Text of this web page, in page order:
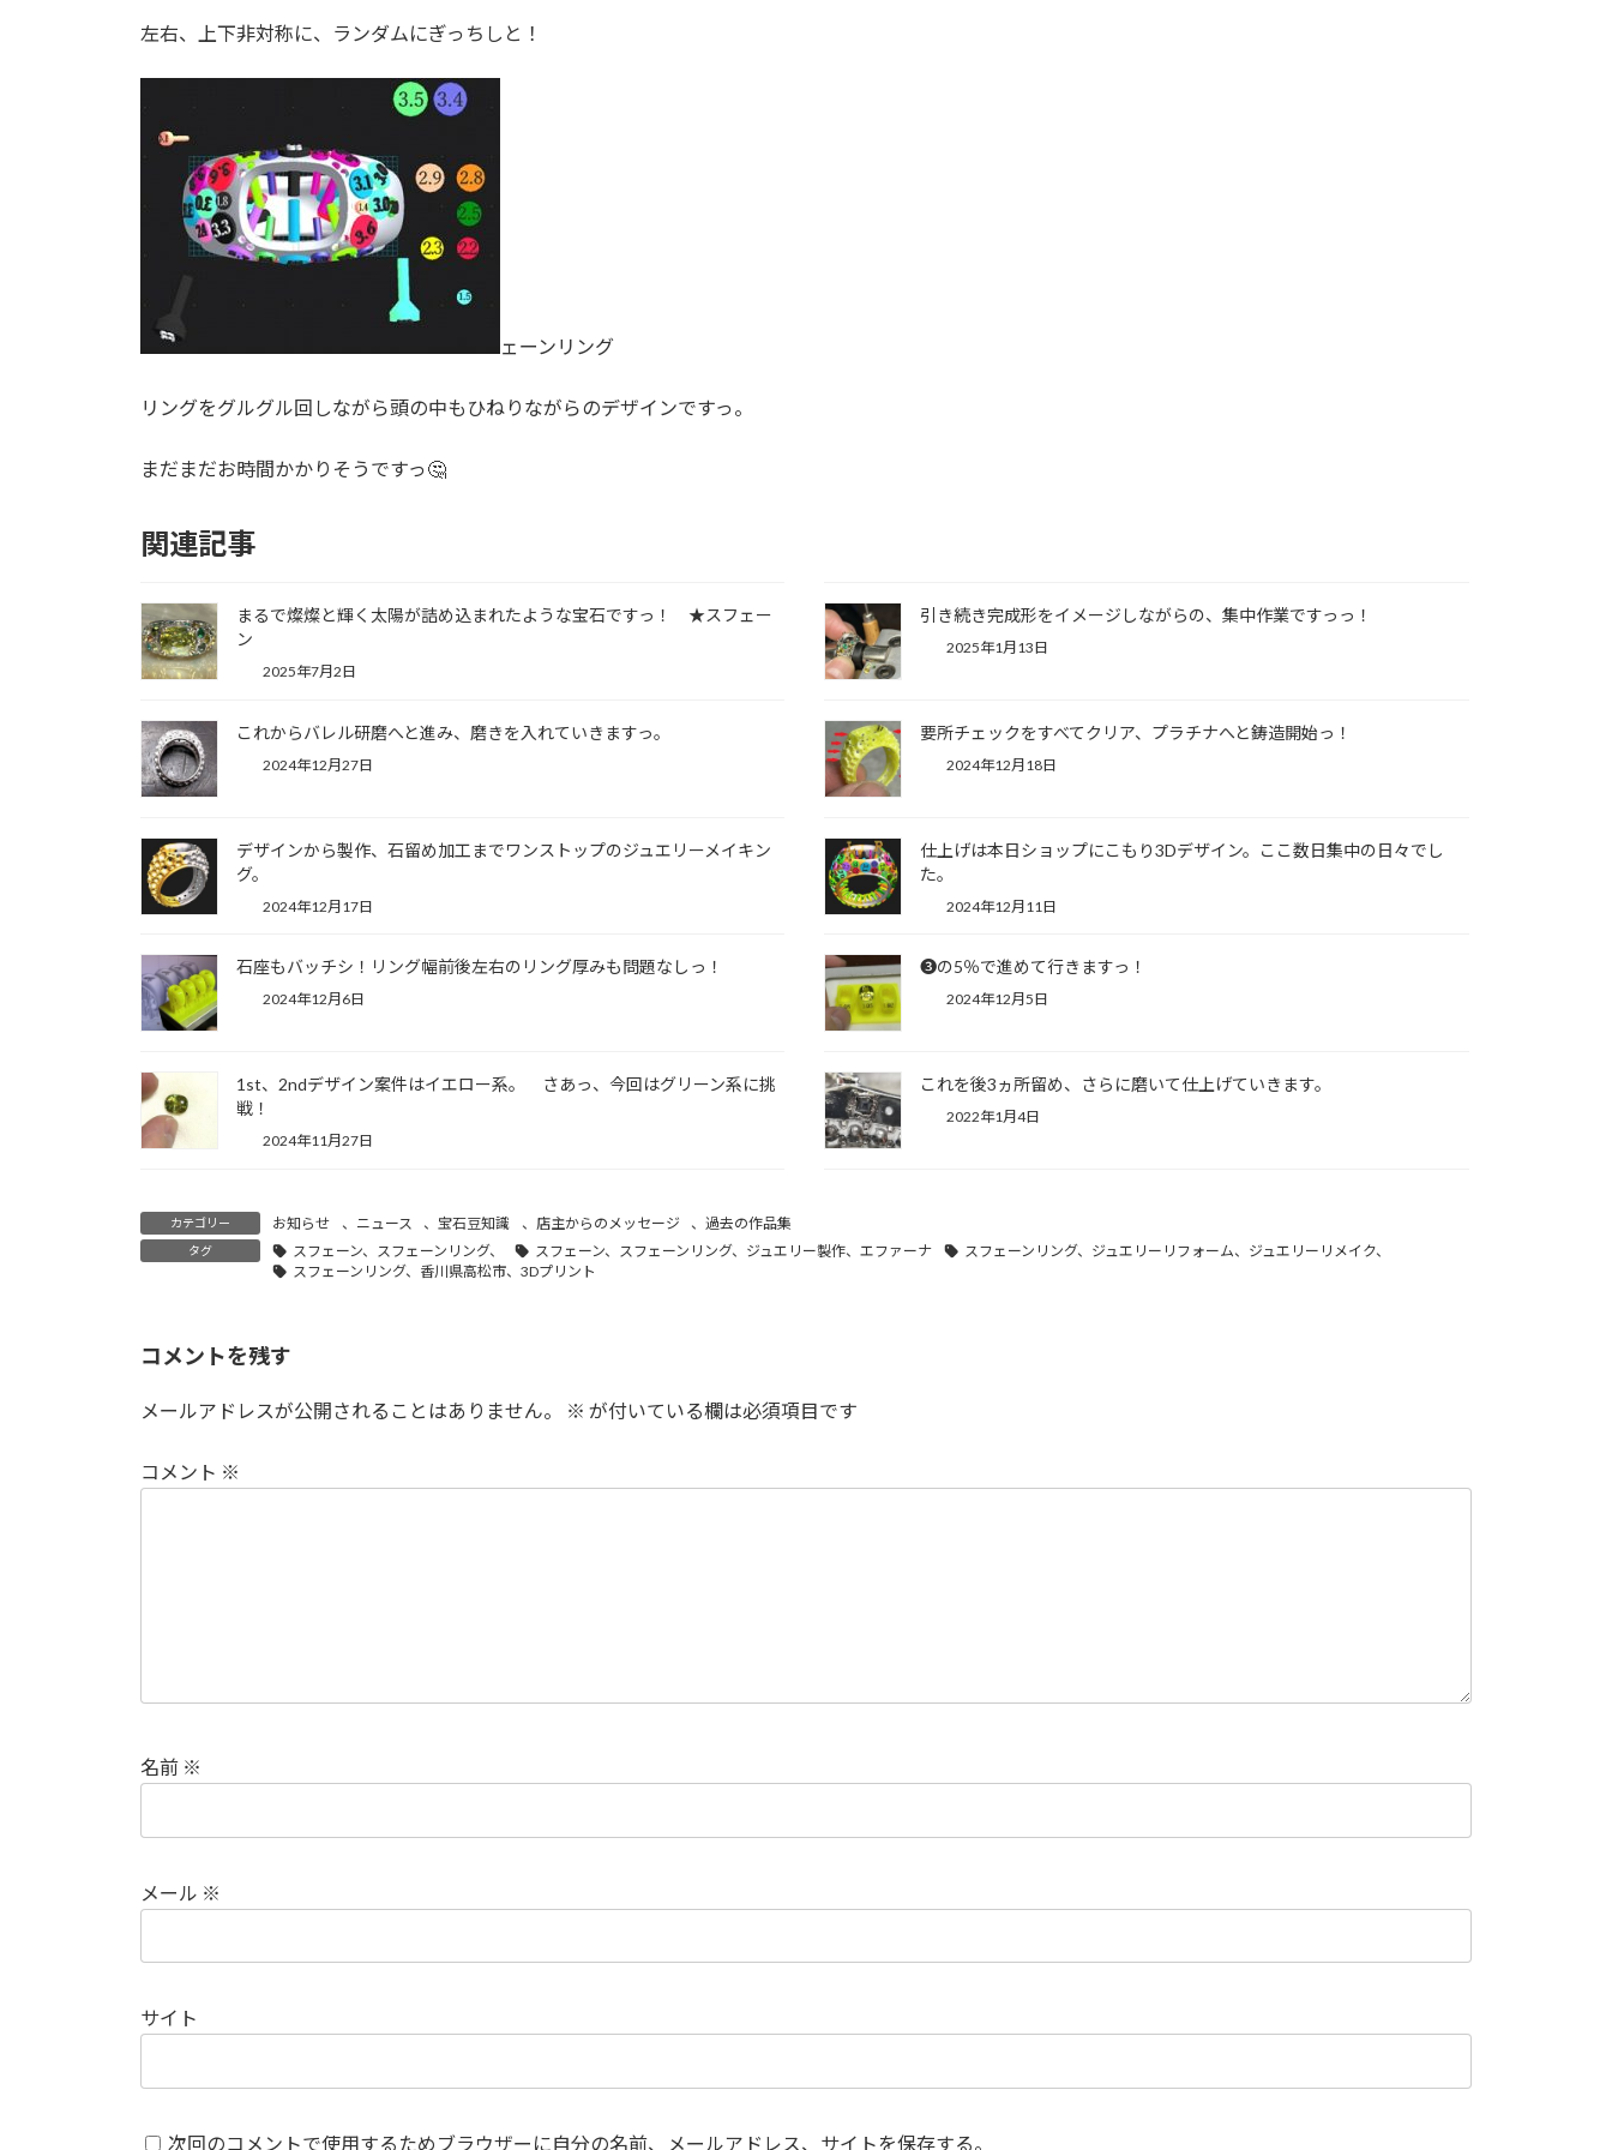
左右、上下非対称に、ランダムにぎっちしと！
ェーンリング
リングをグルグル回しながら頭の中もひねりながらのデザインですっ。
まだまだお時間かかりそうですっ🤔
関連記事
まるで燦燦と輝く太陽が詰め込まれたような宝石ですっ！ ★スフェー
ン
2025年7月2日
引き続き完成形をイメージしながらの、集中作業ですっっ！
2025年1月13日
これからバレル研磨へと進み、磨きを入れていきますっ。
2024年12月27日
要所チェックをすべてクリア、プラチナへと鋳造開始っ！
2024年12月18日
デザインから製作、石留め加工までワンストップのジュエリーメイキン
グ。
2024年12月17日
仕上げは本日ショップにこもり3Dデザイン。ここ数日集中の日々でし
た。
2024年12月11日
石座もバッチシ！リング幅前後左右のリング厚みも問題なしっ！
2024年12月6日
❸の5％で進めて行きますっ！
2024年12月5日
1st、2ndデザイン案件はイエロー系。 さあっ、今回はグリーン系に挑
戦！
2024年11月27日
これを後3ヵ所留め、さらに磨いて仕上げていきます。
2022年1月4日
カテゴリー お知らせ 、 ニュース 、宝石豆知識 、 店主からのメッセージ 、過去の作品集
タグ スフェーン、スフェーンリング、 スフェーン、スフェーンリング、ジュエリー製作、エファーナ
スフェーンリング、ジュエリーリフォーム、ジュエリーリメイク、
スフェーンリング、香川県高松市、3Dプリント
コメントを残す
メールアドレスが公開されることはありません。 ※ が付いている欄は必須項目です
コメント ※
名前 ※
メール ※
サイト
次回のコメントで使用するためブラウザーに自分の名前、メールアドレス、サイトを保存する。